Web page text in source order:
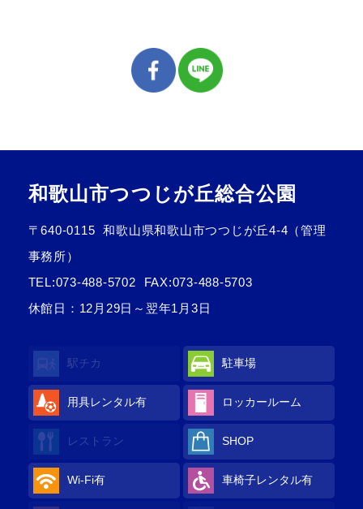
和歌山市つつじが丘総合公園
〒640-0115
和歌山県和歌山市つつじが丘4-4（管理
事務所）
TEL:073-488-5702
FAX:073-488-5703
休館日：12月29日～翌年1月3日
駅チカ 駐車場
用具レンタル有 ロッカールーム
レストラン SHOP
Wi-Fi有 車椅子レンタル有